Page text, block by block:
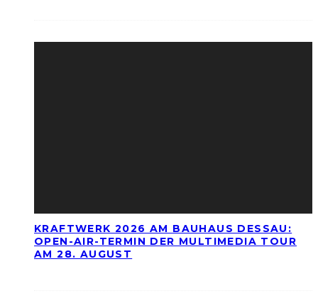
KRAFTWERK 2026 AM BAUHAUS DESSAU:
OPEN-AIR-TERMIN DER MULTIMEDIA TOUR
AM 28. AUGUST